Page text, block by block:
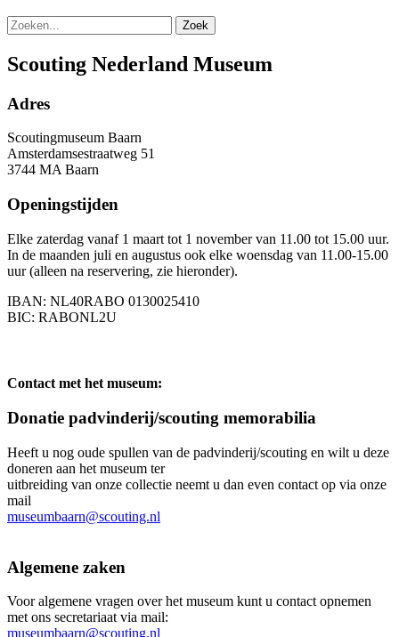
Zoek
Scouting Nederland Museum
Adres
Scoutingmuseum Baarn
Amsterdamsestraatweg 51
3744 MA Baarn
Openingstijden
Elke zaterdag vanaf 1 maart tot 1 november van 11.00 tot 15.00 uur.
In de maanden juli en augustus ook elke woensdag van 11.00-15.00
uur (alleen na reservering, zie hieronder).
IBAN: NL40RABO 0130025410
BIC: RABONL2U
Contact met het museum:
Donatie padvinderij/scouting memorabilia
Heeft u nog oude spullen van de padvinderij/scouting en wilt u deze
doneren aan het museum ter
uitbreiding van onze collectie neemt u dan even contact op via onze
mail
museumbaarn@scouting.nl
Algemene zaken
Voor algemene vragen over het museum kunt u contact opnemen
met ons secretariaat via mail:
museumbaarn@scouting.nl